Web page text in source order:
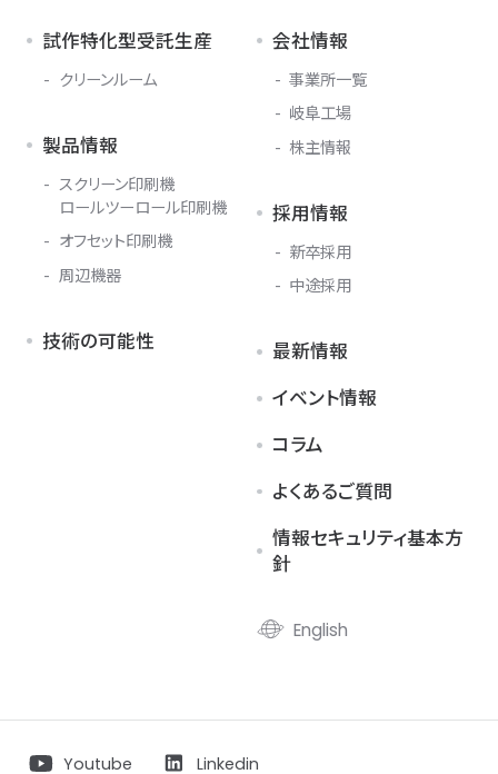
試作特化型受託生産
クリーンルーム
製品情報
スクリーン印刷機
ロールツーロール印刷機
オフセット印刷機
周辺機器
技術の可能性
会社情報
事業所一覧
岐阜工場
株主情報
採用情報
新卒採用
中途採用
最新情報
イベント情報
コラム
よくあるご質問
情報セキュリティ基本方
針
English
Youtube Linkedin